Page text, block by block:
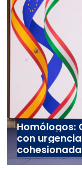
Homólogos:
con